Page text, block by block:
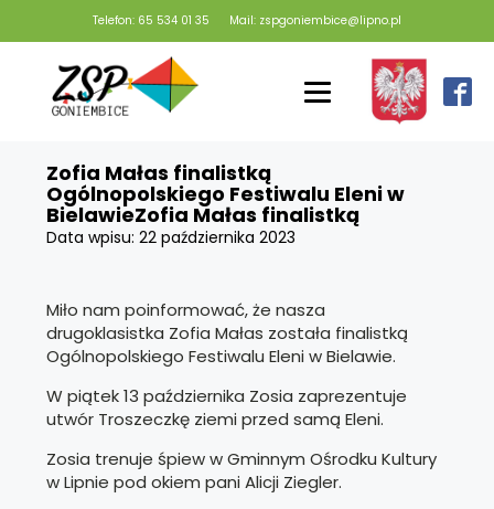
Telefon: 65 534 01 35 Mail: zspgoniembice@lipno.pl
Zofia Małas finalistką
Ogólnopolskiego Festiwalu Eleni w
BielawieZofia Małas finalistką
Data wpisu:22 października 2023
Miło nam poinformować, że nasza
drugoklasistka Zofia Małas została finalistką
Ogólnopolskiego Festiwalu Eleni w Bielawie.
W piątek 13 października Zosia zaprezentuje
utwór Troszeczkę ziemi przed samą Eleni.
Zosia trenuje śpiew w Gminnym Ośrodku Kultury
w Lipnie pod okiem pani Alicji Ziegler.